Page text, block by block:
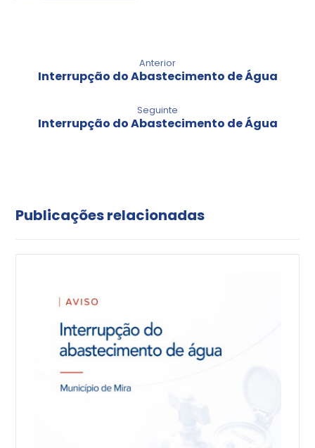
Anterior
Interrupção do Abastecimento de Água
Seguinte
Interrupção do Abastecimento de Água
Publicações relacionadas